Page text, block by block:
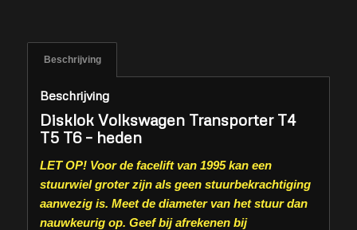
Beschrijving
Beschrijving
Disklok Volkswagen Transporter T4
T5 T6 – heden
LET OP! Voor de facelift van 1995 kan een
stuurwiel groter zijn als geen stuurbekrachtiging
aanwezig is. Meet de diameter van het stuur dan
nauwkeurig op. Geef bij afrekenen bij